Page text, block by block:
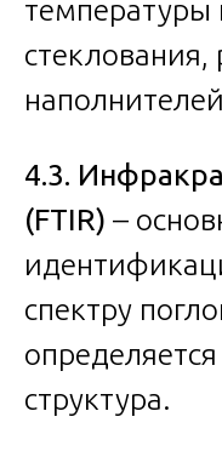
температуры
стеклования,
4.3.
(FTIR) –
спектру
структура.